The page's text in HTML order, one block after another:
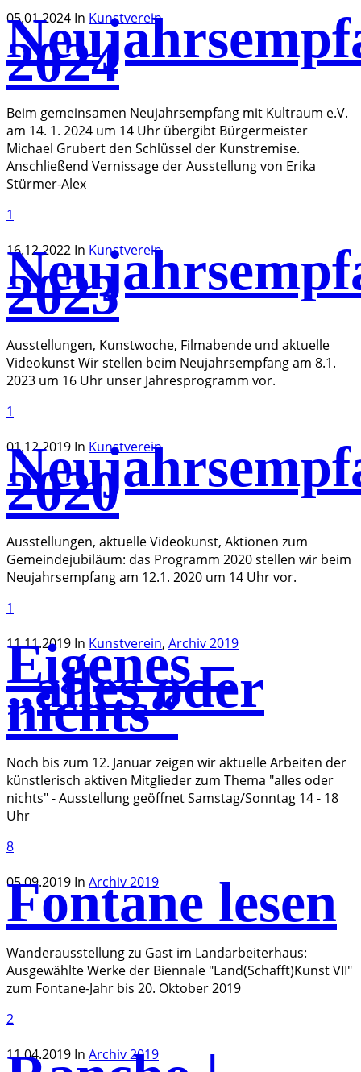
05.01.2024 In Kunstverein
2024
Beim gemeinsamen Neujahrsempfang mit Kultraum e.V.
am 14. 1. 2024 um 14 Uhr übergibt Bürgermeister
Michael Grubert den Schlüssel der Kunstremise.
Anschließend Vernissage der Ausstellung von Erika
Stürmer-Alex
1
16.12.2022 In Kunstverein
2023
Ausstellungen, Kunstwoche, Filmabende und aktuelle
Videokunst Wir stellen beim Neujahrsempfang am 8.1.
2023 um 16 Uhr unser Jahresprogramm vor.
1
01.12.2019 In Kunstverein
2020
Ausstellungen, aktuelle Videokunst, Aktionen zum
Gemeindejubiläum: das Programm 2020 stellen wir beim
Neujahrsempfang am 12.1. 2020 um 14 Uhr vor.
1
11.11.2019 In Kunstverein, Archiv 2019
Eigenes –
„alles oder
nichts“
Noch bis zum 12. Januar zeigen wir aktuelle Arbeiten der
künstlerisch aktiven Mitglieder zum Thema "alles oder
nichts" - Ausstellung geöffnet Samstag/Sonntag 14 - 18
Uhr
8
05.09.2019 In Archiv 2019
Fontane lesen
Wanderausstellung zu Gast im Landarbeiterhaus:
Ausgewählte Werke der Biennale "Land(Schafft)Kunst VII"
zum Fontane-Jahr bis 20. Oktober 2019
2
11.04.2019 In Archiv 2019